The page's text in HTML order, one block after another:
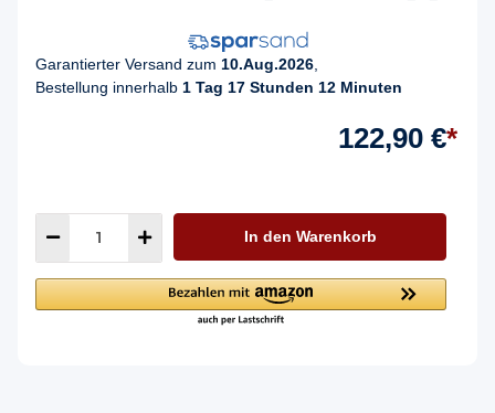
Garantierter Versand zum 10.Aug.2026
Bestellung innerhalb 1 Tag 17 Stunden 12 Minuten
122,90 €*
In den Warenkorb